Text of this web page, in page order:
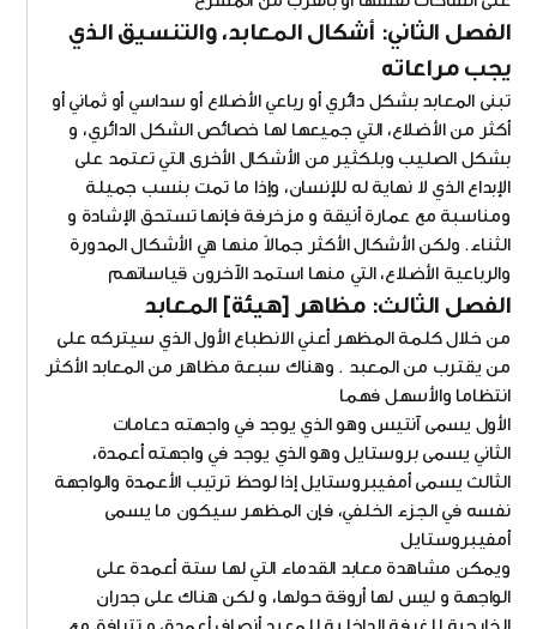
الفصل الثاني: أشكال المعابد، والتنسيق الذي
يجب مراعاته
تبنى المعابد بشكل دائري أو رباعي الأضلاع أو سداسي أو ثماني أو
أكثر من الأضلاع، التي جميعها لها خصائص الشكل الدائري، و
بشكل الصليب وبلكثير من الأشكال الأخرى التي تعتمد على
الإبداع الذي لا نهاية له للإنسان، وإذا ما تمت بنسب جميلة
ومناسبة مع عمارة أنيقة و مزخرفة فإنها تستحق الإشادة و
الثناء. ولكن الأشكال الأكثر جمالاً منها هي الأشكال المدورة
والرباعية الأضلاع، التي منها استمد الآخرون قياساتهم
الفصل الثالث: مظاهر [هيئة] المعابد
من خلال كلمة المظهر أعني الانطباع الأول الذي سيتركه على
من يقترب من المعبد . وهناك سبعة مظاهر من المعابد الأكثر
انتظاما والأسهل فهما
الأول يسمى آنتيس وهو الذي يوجد في واجهته دعامات
الثاني يسمى بروستايل وهو الذي يوجد في واجهته أعمدة،
الثالث يسمى أمفيبروستايل إذا لوحظ ترتيب الأعمدة والواجهة
نفسه في الجزء الخلفي، فإن المظهر سيكون ما يسمى
أمفيبروستايل
ويمكن مشاهدة معابد القدماء التي لها ستة أعمدة على
الواجهة و ليس لها أروقة حولها، و لكن هناك على جدران